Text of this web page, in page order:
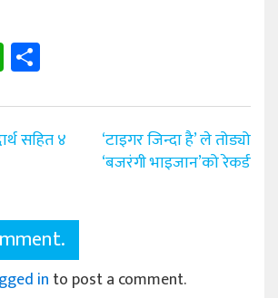
WhatsApp
सहित ४
‘टाइगर जिन्दा है’ ले तोड्यो
‘बजरंगी भाइजान’को रेकर्ड
into post a comment.